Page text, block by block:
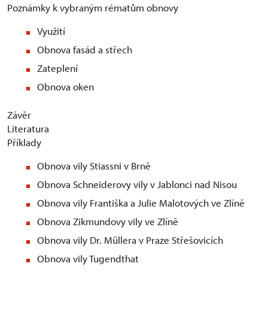
Poznámky k vybraným rématům obnovy
Využití
Obnova fasád a střech
Zateplení
Obnova oken
Závěr
Literatura
Příklady
Obnova vily Stiassni v Brně
Obnova Schneiderovy vily v Jablonci nad Nisou
Obnova vily Františka a Julie Malotových ve Zlíně
Obnova Zikmundovy vily ve Zlíně
Obnova vily Dr. Müllera v Praze Střešovicích
Obnova vily Tugendthat